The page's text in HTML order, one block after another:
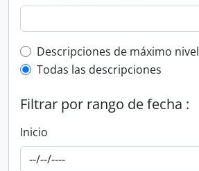
Top-level description filter
Descripciones de máximo nivel
Todas las descripciones
Filtrar por rango de fecha :
Inicio